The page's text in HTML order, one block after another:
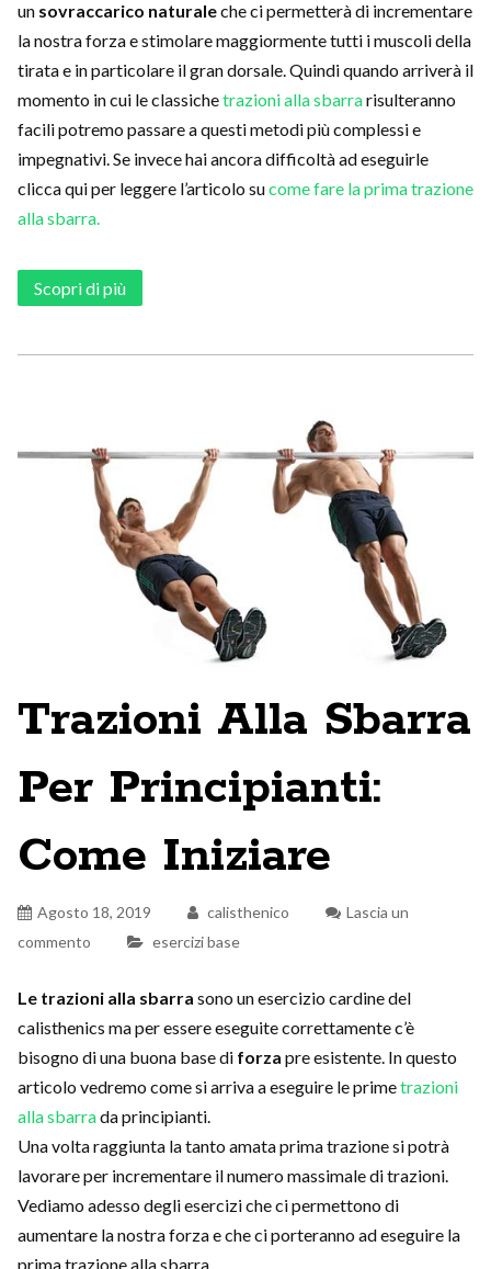
un sovraccarico naturaleche ci permetterà di incrementare
la nostra forza e stimolare maggiormente tutti i muscoli della
tirata e in particolare il gran dorsale. Quindi quando arriverà il
momento in cui le classichetrazioni alla sbarrarisulteranno
facili potremo passare a questi metodi più complessi e
impegnativi. Se invece hai ancora difficoltà ad eseguirle
clicca qui per leggere l’articolo sucome fare la prima trazione
alla sbarra.
Scopri di più
Trazioni Alla Sbarra
Per Principianti:
Come Iniziare
Agosto 18, 2019 calisthenico
Lascia un
commento
esercizi base
Le trazioni alla sbarra sono un esercizio cardine del
calisthenics ma per essere eseguite correttamente c’è
bisogno di una buona base di forza pre esistente. In questo
articolo vedremo come si arriva a eseguire le primetrazioni
alla sbarrada principianti.
Una volta raggiunta la tanto amata prima trazione si potrà
lavorare per incrementare il numero massimale di trazioni.
Vediamo adesso degli esercizi che ci permettono di
aumentare la nostra forza e che ci porteranno ad eseguire la
prima trazione alla sbarra.